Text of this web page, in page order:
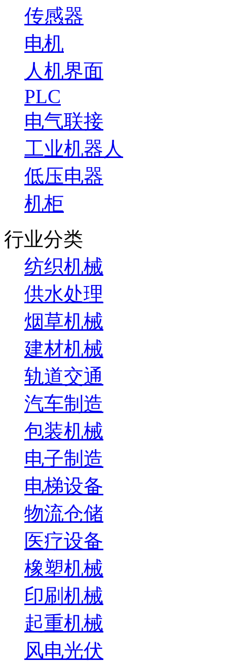
传感器
电机
人机界面
PLC
电气联接
工业机器人
低压电器
机柜
行业分类
纺织机械
供水处理
烟草机械
建材机械
轨道交通
汽车制造
包装机械
电子制造
电梯设备
物流仓储
医疗设备
橡塑机械
印刷机械
起重机械
风电光伏